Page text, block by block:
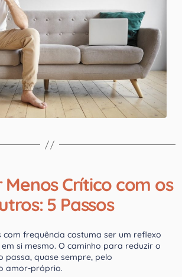
Menos Crítico com os
5 Passos
frequência costuma ser um reflexo
si mesmo. O caminho para reduzir o
passa, quase sempre, pelo
amor-próprio.